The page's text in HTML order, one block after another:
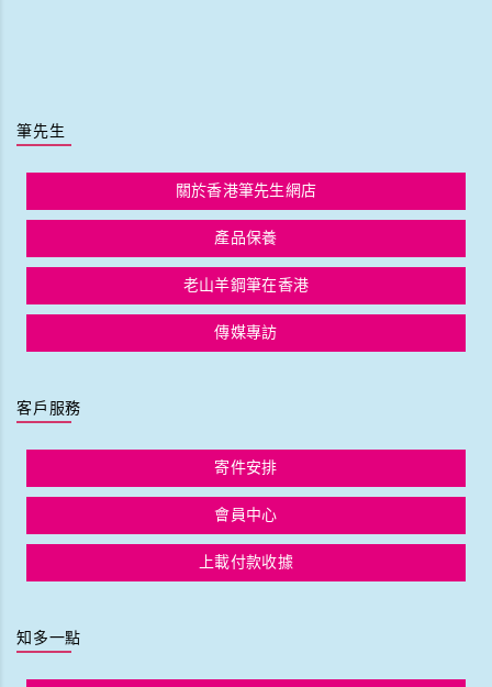
筆先生
關於香港筆先生網店
產品保養
老山羊鋼筆在香港
傳媒專訪
客戶服務
寄件安排
會員中心
上載付款收據
知多一點